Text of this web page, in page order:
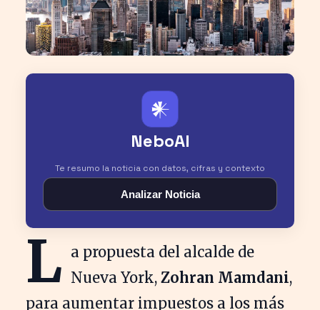
𒀭
NeboAI
Te resumo la noticia con datos, cifras y contexto
Analizar Noticia
L a propuesta del alcalde de
Nueva York, Zohran Mamdani,
para aumentar impuestos a los más